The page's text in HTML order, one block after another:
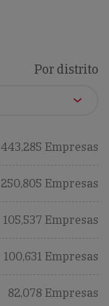
Por distrito
443,285 Empresas
250,805 Empresas
105,537 Empresas
100,631 Empresas
82,078 Empresas